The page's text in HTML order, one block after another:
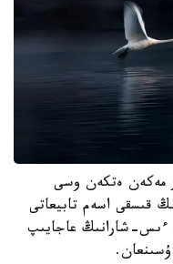
مەكەن ەتكەن وسى
قىسقى اسەم تابيعاتى
ءىس-شارانىڭ عاجايىپ
ۇسىنعان.